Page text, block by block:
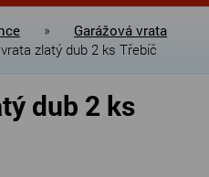
»
Garážová vrata
zlatý dub 2 ks Třebíč
dub 2 ks